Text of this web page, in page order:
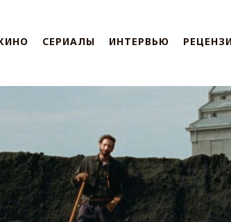
СЕРИАЛЫ ИНТЕРВЬЮ